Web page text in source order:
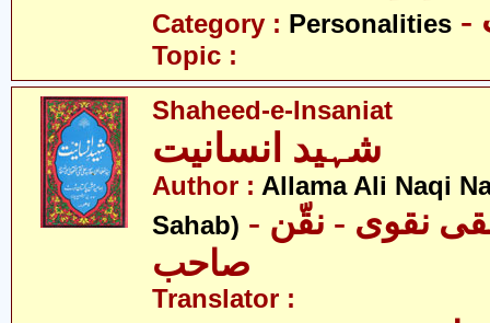
Category : Personalities
Topic :
Shaheed-e-Insaniat
شہید انسانیت
Author : Allama Ali Naqi
Sahab) - علامہ علی نقی نقوی - نقّن
صاحب
Translator :